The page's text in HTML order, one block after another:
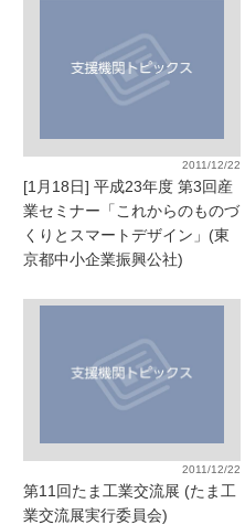
2011/12/22
[1月18日] 平成23年度 第3回産
業セミナー「これからのものづ
くりとスマートデザイン」(東
京都中小企業振興公社)
2011/12/22
第11回たま工業交流展 (たま工
業交流展実行委員会)